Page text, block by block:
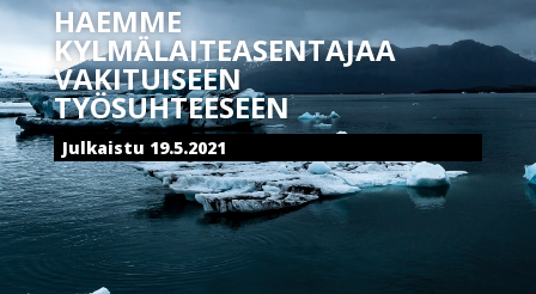
HAEMME
KYLMÄLAITEASENTAJAA
VAKITUISEEN
TYÖSUHTEESEEN
Julkaistu 19.5.2021